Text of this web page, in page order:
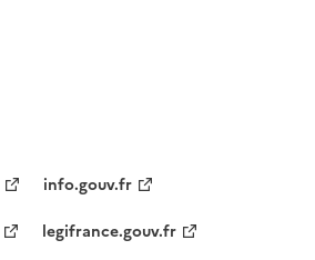
info.gouv.fr
legifrance.gouv.fr